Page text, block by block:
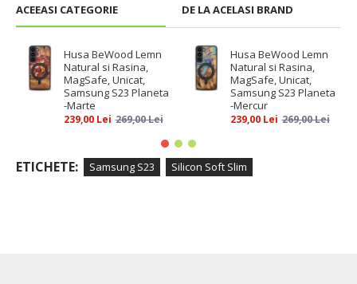
ACEEASI CATEGORIE DE LA ACELASI BRAND
Husa BeWood Lemn
Natural si Rasina,
MagSafe, Unicat,
Samsung S23 Planeta
-Marte
239,00 Lei 269,00 Lei
Husa BeWood Lemn
Natural si Rasina,
MagSafe, Unicat,
Samsung S23 Planeta
-Mercur
239,00 Lei 269,00 Lei
ETICHETE: Samsung S23 Silicon Soft Slim